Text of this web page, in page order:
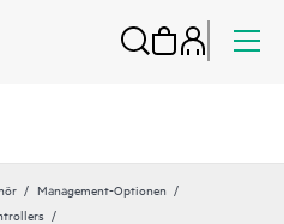
Management-Optionen